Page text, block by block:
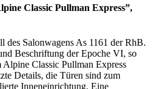
Classic Pullman Express”,
des Salonwagens As 1161 der RhB.
Beschriftung der Epoche VI, so
Classic Pullman Express
Details, die Türen sind zum
Inneneinrichtung. Eine